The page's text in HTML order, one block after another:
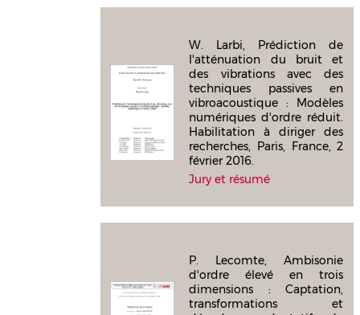
W. Larbi, Prédiction de
l'atténuation du bruit et
des vibrations avec des
techniques passives en
vibroacoustique : Modèles
numériques d'ordre réduit.
Habilitation à diriger des
recherches, Paris, France, 2
février 2016.
Jury et résumé
P. Lecomte, Ambisonie
d'ordre élevé en trois
dimensions : Captation,
transformations et